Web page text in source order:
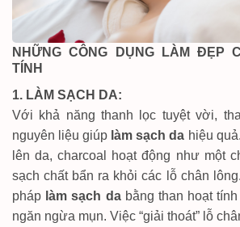
NHỮNG CÔNG DỤNG LÀM ĐẸP
TÍNH
1. LÀM SẠCH DA:
Với khả năng thanh lọc tuyệt vời,
nguyên liệu giúp làm sạch da hiệu
lên da, charcoal hoạt động như một
sạch chất bẩn ra khỏi các lỗ chân
pháp làm sạch dabằng than hoạt
ngăn ngừa mụn. Việc “giải thoát” lỗ